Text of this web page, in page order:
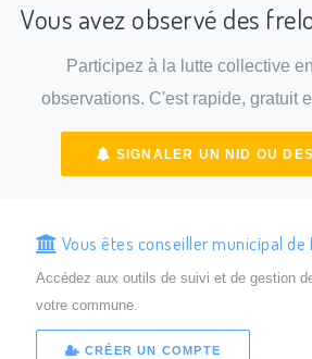
Vous avez observé des
Participez à la lutte collective
observations. C'est rapide, gratuit
SIGNALER UN NID OU
Vous êtes conseiller municipal
Accédez aux outils de suivi et de gestion
votre commune.
CRÉER UN COMPTE